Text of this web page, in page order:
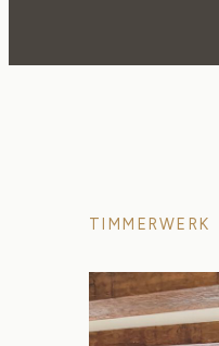
TIMMERWERK